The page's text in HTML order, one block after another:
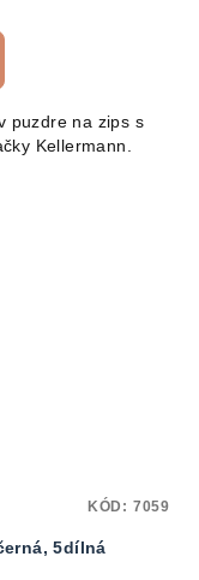
puzdre na zips s
Kellermann.
5dílná
KÓD: 7059